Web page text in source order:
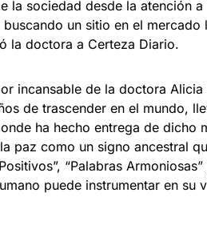
la sociedad desde la atención
un sitio en el mercado
la doctora a Certeza Diario.
incansable de la doctora Alicia
de trascender en el mundo,
ha hecho entrega de dicho
paz como un signo ancestral
“Palabras
puede instrumentar en su